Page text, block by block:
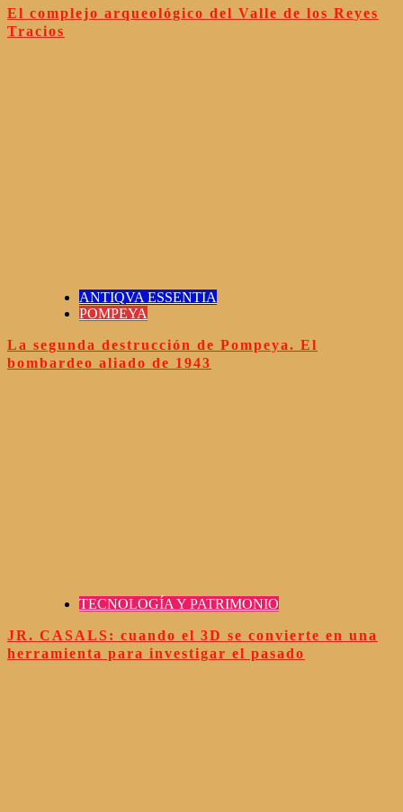
El complejo arqueológico del Valle de los Reyes
Tracios
ANTIQVA ESSENTIA
POMPEYA
La segunda destrucción de Pompeya. El
bombardeo aliado de 1943
TECNOLOGÍA Y PATRIMONIO
JR. CASALS: cuando el 3D se convierte en una
herramienta para investigar el pasado